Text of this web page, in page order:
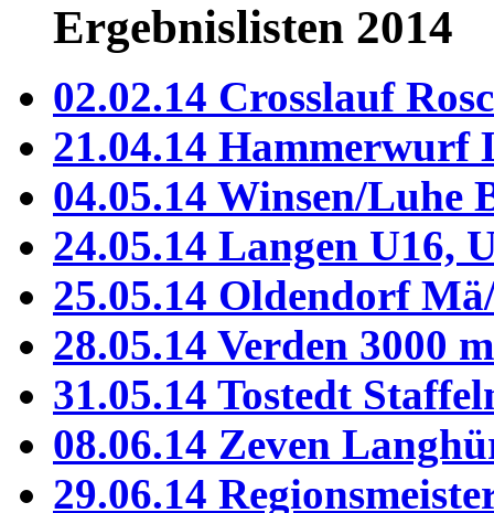
Ergebnislisten 2014
02.02.14 Crosslauf
21.04.14 Hammerwurf
04.05.14 Winsen/Luhe
24.05.14 Langen U16,
25.05.14 Oldendorf
28.05.14 Verden 3000 m
31.05.14 Tostedt
08.06.14 Zeven
29.06.14